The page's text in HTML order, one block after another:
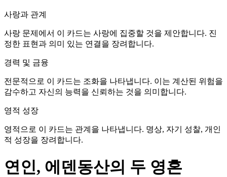
사랑과 관계
사랑 문제에서 이 카드는 사랑에 집중할 것을 제안합니다. 진
정한 표현과 의미 있는 연결을 장려합니다.
경력 및 금융
전문적으로 이 카드는 조화을 나타냅니다. 이는 계산된 위험을
감수하고 자신의 능력을 신뢰하는 것을 의미합니다.
영적 성장
영적으로 이 카드는 관계을 나타냅니다. 명상, 자기 성찰, 개인
적 성장을 장려합니다.
연인, 에덴동산의 두 영혼